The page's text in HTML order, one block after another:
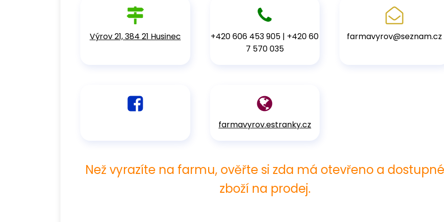
Výrov 21, 384 21 Husinec
+420 606 453 905 | +420 60
7 570 035
farmavyrov@seznam.cz
farmavyrov.estranky.cz
Než vyrazíte na farmu, ověřte si zda má otevřeno a dostupné
zboží na prodej.